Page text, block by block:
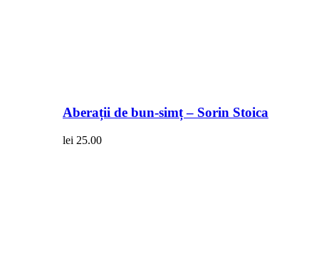
Aberații de bun-simț – Sorin Stoica
lei 25.00